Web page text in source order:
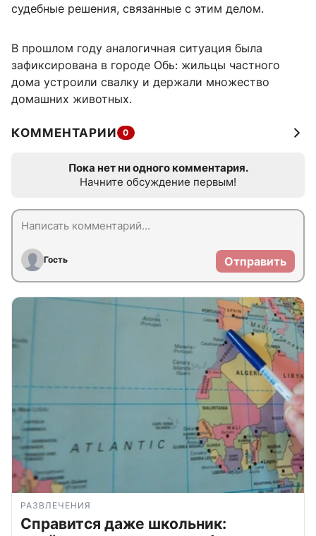
судебные решения, связанные с этим делом.
В прошлом году аналогичная ситуация была
зафиксирована в городе Обь: жильцы частного
дома устроили свалку и держали множество
домашних животных.
КОММЕНТАРИИ 0
Пока нет ни одного комментария.
Начните обсуждение первым!
Гость Отправить
РАЗВЛЕЧЕНИЯ
Справится даже школьник: